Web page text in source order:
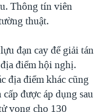
VIỆT NAM
HẢI SÂM
TỪ NÔNG THÔN MỸ
Thông tín viên
thuật.
đạn cay để giải tán
điểm hội nghị.
địa điểm khác cũng
được áp dụng sau
vong cho 130